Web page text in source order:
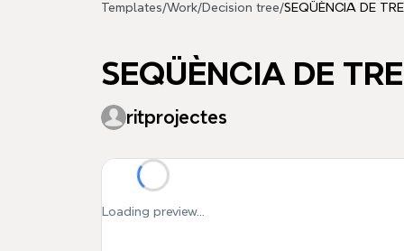
Templates/Work/Decision tree/SEQÜÈNCIA DE
SEQÜÈNCIA DE
ritprojectes
Loading preview...